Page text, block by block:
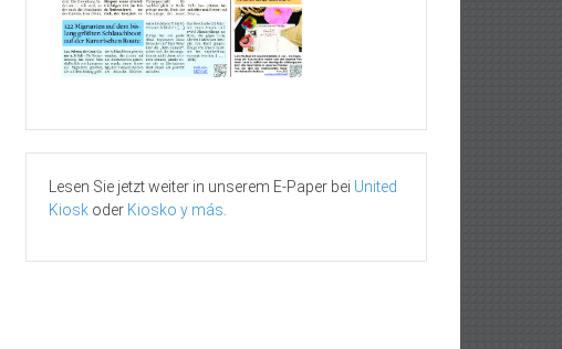
Lesen Sie jetzt weiter in unserem E-Paper bei United
Kiosk oder Kiosko y más